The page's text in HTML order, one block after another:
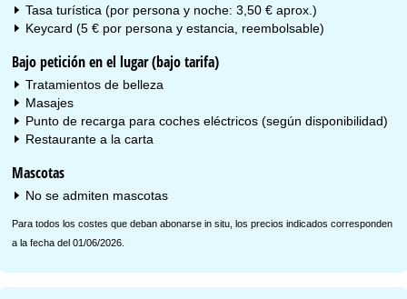
Tasa turística (por persona y noche: 3,50 € aprox.)
Keycard (5 € por persona y estancia, reembolsable)
Bajo petición en el lugar (bajo tarifa)
Tratamientos de belleza
Masajes
Punto de recarga para coches eléctricos (según disponibilidad)
Restaurante a la carta
Mascotas
No se admiten mascotas
Para todos los costes que deban abonarse in situ, los precios indicados corresponden
a la fecha del 01/06/2026.